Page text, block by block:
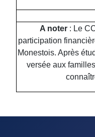
A noter: Le
participation
Monestois. Après
versée aux